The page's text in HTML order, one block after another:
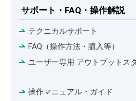
サポート・FAQ・操作解説
テクニカルサポート
FAQ（操作方法・購入等）
ユーザー専用 アウトプットス
操作マニュアル・ガイド